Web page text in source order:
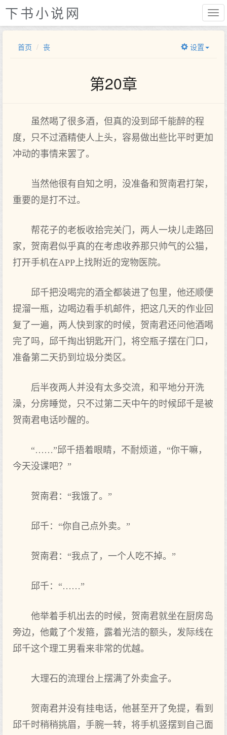
下书小说网
首页 丧 设置
第20章
虽然喝了很多酒，但真的没到邱千能醉的程
度，只不过酒精使人上头，容易做出些比平时更加
冲动的事情来罢了。
当然他很有自知之明，没准备和贺南君打架，
重要的是打不过。
帮花子的老板收拾完关门，两人一块儿走路回
家，贺南君似乎真的在考虑收养那只帅气的公猫，
打开手机在APP上找附近的宠物医院。
邱千把没喝完的酒全都装进了包里，他还顺便
提溜一瓶，边喝边看手机邮件，把这几天的作业回
复了一遍，两人快到家的时候，贺南君还问他酒喝
完了吗，邱千掏出钥匙开门，将空瓶子摆在门口，
准备第二天扔到垃圾分类区。
后半夜两人并没有太多交流，和平地分开洗
澡，分房睡觉，只不过第二天中午的时候邱千是被
贺南君电话吵醒的。
“……”邱千捂着眼睛，不耐烦道，“你干嘛，
今天没课吧？”
贺南君：“我饿了。”
邱千：“你自己点外卖。”
贺南君：“我点了，一个人吃不掉。”
邱千：“……”
他举着手机出去的时候，贺南君就坐在厨房岛
旁边，他戴了个发箍，露着光洁的额头，发际线在
邱千这个理工男看来非常的优越。
大理石的流理台上摆满了外卖盒子。
贺南君并没有挂电话，他甚至开了免提，看到
邱千时稍稍挑眉，手腕一转，将手机竖摆到自己面